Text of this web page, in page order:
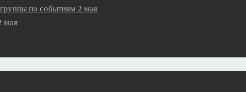
по событиям 2 мая
мая